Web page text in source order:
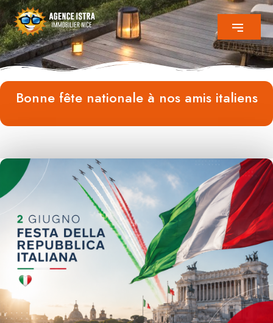
Bonne fête nationale à nos amis italiens